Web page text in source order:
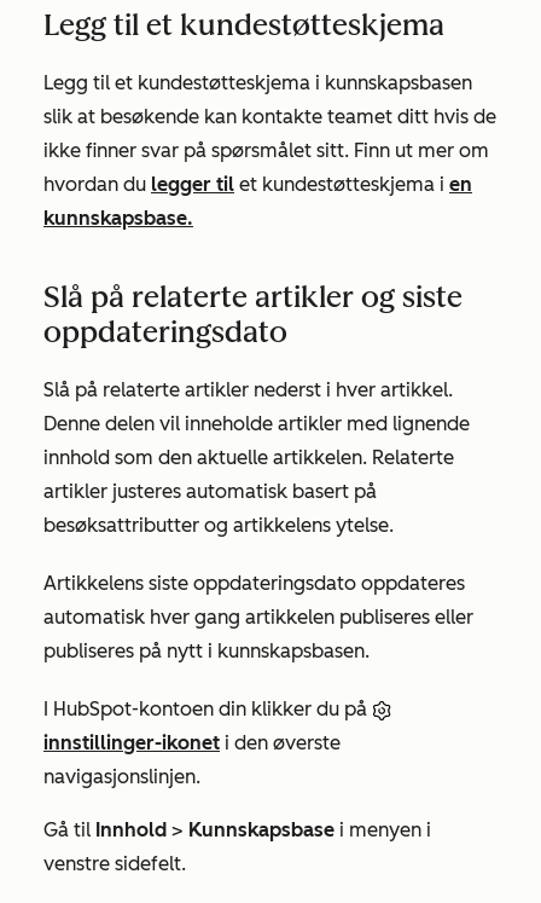
Legg til et kundestøtteskjema
Legg til et kundestøtteskjema i kunnskapsbasen
slik at besøkende kan kontakte teamet ditt hvis de
ikke finner svar på spørsmålet sitt. Finn ut mer om
hvordan du legger til et kundestøtteskjema i en
kunnskapsbase.
Slå på relaterte artikler og siste
oppdateringsdato
Slå på relaterte artikler nederst i hver artikkel.
Denne delen vil inneholde artikler med lignende
innhold som den aktuelle artikkelen. Relaterte
artikler justeres automatisk basert på
besøksattributter og artikkelens ytelse.
Artikkelens siste oppdateringsdato oppdateres
automatisk hver gang artikkelen publiseres eller
publiseres på nytt i kunnskapsbasen.
I HubSpot-kontoen din klikker du på
innstillinger-ikonet i den øverste
navigasjonslinjen.
Gå til Innhold > Kunnskapsbase i menyen i
venstre sidefelt.